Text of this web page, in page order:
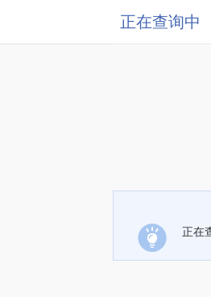
正在查询中
正在